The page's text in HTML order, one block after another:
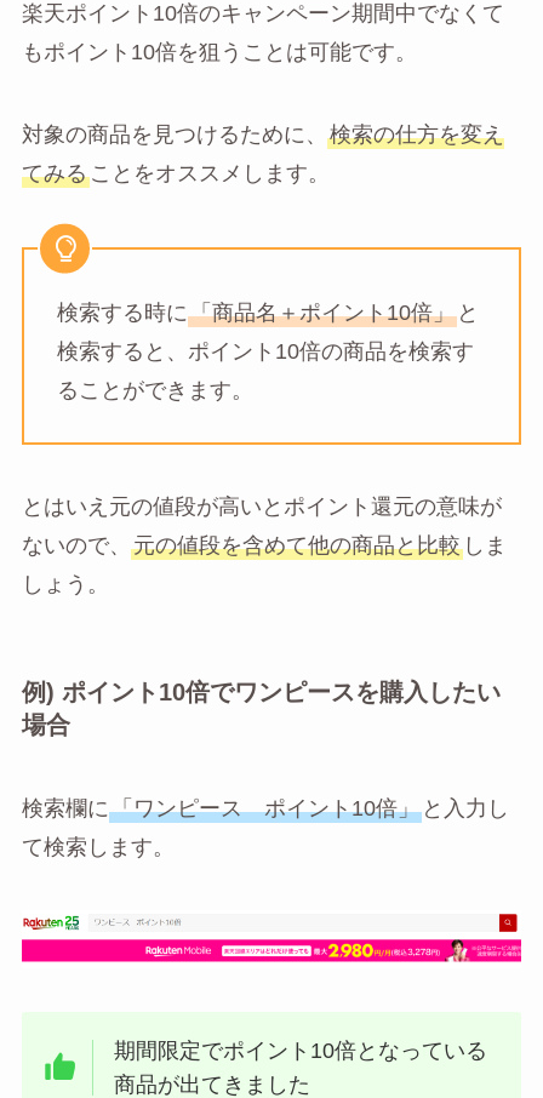
楽天ポイント10倍のキャンペーン期間中でなくて
もポイント10倍を狙うことは可能です。
対象の商品を見つけるために、 検索の仕方を変え
てみることをオススメします。
検索する時に「商品名＋ポイント10倍」と
検索すると、ポイント10倍の商品を検索す
ることができます。
とはいえ元の値段が高いとポイント還元の意味が
ないので、 元の値段を含めて他の商品と比較しま
しょう。
例) ポイント10倍でワンピースを購入したい
場合
検索欄に「ワンピース ポイント10倍」と入力し
て検索します。
期間限定でポイント10倍となっている
商品が出てきました